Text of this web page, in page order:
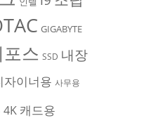
GIGABYTE
스 SSD 내장
자이너용 사무용
4K 캐드용